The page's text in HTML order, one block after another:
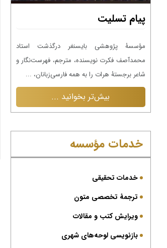
پیام تسلیت
مؤسسۀ پژوهشی بایسنغر درگذشت استاد
محمدآصف فکرت نویسنده، مترجم، فهرست‌نگار و
شاعر برجستۀ هرات را به همه فارسی‌زبانان، ...
بیش‌تر بخوانید ...
خدمات مؤسسه
خدمات تحقیقی
ترجمۀ تخصصی متون
ویرایش کتب و مقالات
بازنویسی لوحه‌های شهری